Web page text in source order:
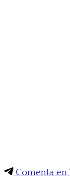
Comenta en